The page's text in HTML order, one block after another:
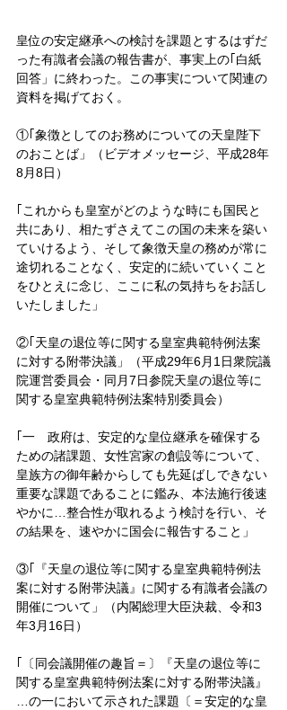
皇位の安定継承への検討を課題とするはずだ
った有識者会議の報告書が、事実上の｢白紙
回答」に終わった。この事実について関連の
資料を掲げておく。
①｢象徴としてのお務めについての天皇陛下
のおことば」（ビデオメッセージ、平成28年
8月8日）
｢これからも皇室がどのような時にも国民と
共にあり、相たずさえてこの国の未来を築い
ていけるよう、そして象徴天皇の務めが常に
途切れることなく、安定的に続いていくこと
をひとえに念じ、ここに私の気持ちをお話し
いたしました」
②｢天皇の退位等に関する皇室典範特例法案
に対する附帯決議」（平成29年6月1日衆院議
院運営委員会・同月7日参院天皇の退位等に
関する皇室典範特例法案特別委員会）
｢一　政府は、安定的な皇位継承を確保する
ための諸課題、女性宮家の創設等について、
皇族方の御年齢からしても先延ばしできない
重要な課題であることに鑑み、本法施行後速
やかに…整合性が取れるよう検討を行い、そ
の結果を、速やかに国会に報告すること」
③｢『天皇の退位等に関する皇室典範特例法
案に対する附帯決議』に関する有識者会議の
開催について」（内閣総理大臣決裁、令和3
年3月16日）
｢〔同会議開催の趣旨＝〕『天皇の退位等に
関する皇室典範特例法案に対する附帯決議』
…の一において示された課題〔＝安定的な皇